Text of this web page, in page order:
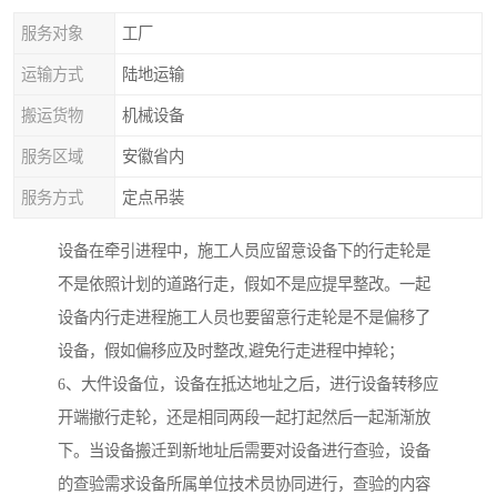
服务对象 工厂
运输方式 陆地运输
搬运货物 机械设备
服务区域 安徽省内
服务方式 定点吊装
设备在牵引进程中，施工人员应留意设备下的行走轮是
不是依照计划的道路行走，假如不是应提早整改。一起
设备内行走进程施工人员也要留意行走轮是不是偏移了
设备，假如偏移应及时整改,避免行走进程中掉轮；
6、大件设备位，设备在抵达地址之后，进行设备转移应
开端撤行走轮，还是相同两段一起打起然后一起渐渐放
下。当设备搬迁到新地址后需要对设备进行查验，设备
的查验需求设备所属单位技术员协同进行，查验的内容